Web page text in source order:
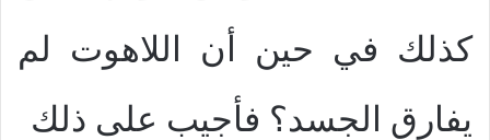
كذلك في حين أن اللاهوت لم
يفارق الجسد؟ فأجيب على ذلك